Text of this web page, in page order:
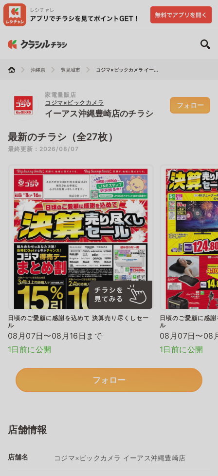
沖縄県 豊見城市 コジマ×ビックカメラ イー...
家電量販店
コジマ×ビックカメラ
イーアス沖縄豊崎店のチラシ
フォロー
最新のチラシ（全27枚）
最終更新：2026/08/07
日頃のご愛顧に感謝を込めて 決算売り尽くしセー
ル
08月07日〜08月16日まで
1日前に公開
日頃のご愛顧に感
ル
08月07日〜08
1日前に公開
フォロー
店舗情報
店舗名 コジマ×ビックカメラ イーアス沖縄豊崎店